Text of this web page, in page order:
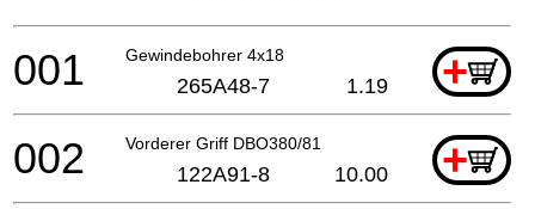
Gewindebohrer 4x18 +
001 265A48-7 1.19
Vorderer Griff DBO380/81 +
002 122A91-8 10.00